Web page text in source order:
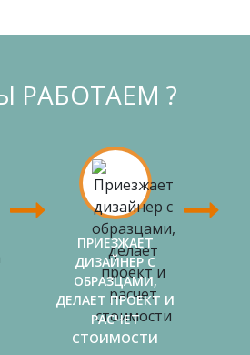
РАБОТАЕМ ?
ПРИЕЗЖАЕТ
ДИЗАЙНЕР С
ОБРАЗЦАМИ,
ДЕЛАЕТ ПРОЕКТ И
РАСЧЕТ
СТОИМОСТИ